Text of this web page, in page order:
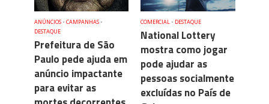
ANÚNCIOS • CAMPANHAS •
DESTAQUE
Prefeitura de São
Paulo pede ajuda em
anúncio impactante
para evitar as
COMERCIAL • DESTAQUE
National Lottery
mostra como jogar
pode ajudar as
pessoas socialmente
excluídas no País de